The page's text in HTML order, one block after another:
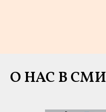
О НАС В СМИ